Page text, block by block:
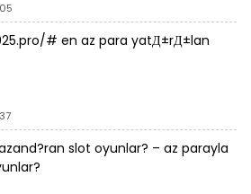
# en az para yatД±rД±lan
slot oyunlar? – az parayla